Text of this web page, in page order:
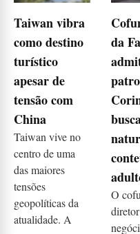
Taiwan vibra
como destino
turístico
apesar de
tensão com
China
Taiwan vive no
centro de uma
das maiores
tensões
geopolíticas da
atualidade. A
da
O